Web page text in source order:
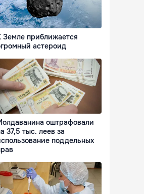
Земле приближается
астероид
оштрафовали
37,5 тыс. леев за
поддельных